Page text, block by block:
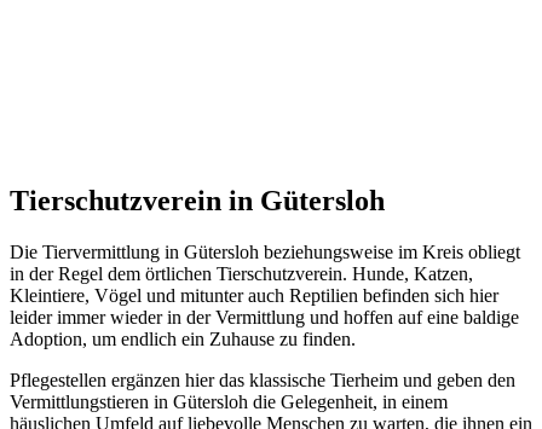
Tierschutzverein in Gütersloh
Die Tiervermittlung in Gütersloh beziehungsweise im Kreis obliegt
in der Regel dem örtlichen Tierschutzverein. Hunde, Katzen,
Kleintiere, Vögel und mitunter auch Reptilien befinden sich hier
leider immer wieder in der Vermittlung und hoffen auf eine baldige
Adoption, um endlich ein Zuhause zu finden.
Pflegestellen ergänzen hier das klassische Tierheim und geben den
Vermittlungstieren in Gütersloh die Gelegenheit, in einem
häuslichen Umfeld auf liebevolle Menschen zu warten, die ihnen ein